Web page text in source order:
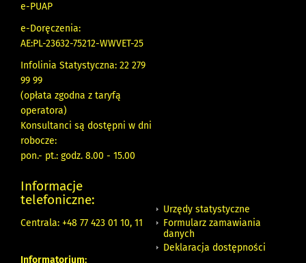
e-PUAP
e-Doręczenia:
AE:PL-23632-75212-WWVET-25
Infolinia Statystyczna: 22 279
99 99
(opłata zgodna z taryfą
operatora)
Konsultanci są dostępni w dni
robocze:
pon.- pt.: godz. 8.00 - 15.00
Informacje
telefoniczne:
Centrala: +48 77 423 01 10, 11
Informatorium:
Urzędy statystyczne
Formularz zamawiania
danych
Deklaracja dostępności